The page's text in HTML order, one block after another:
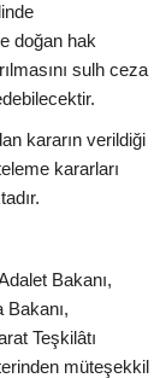
doğan hak
sulh ceza
kararın verildiği
kararları
Bakanı,
Bakanı,
Teşkilâtı
müteşekkil